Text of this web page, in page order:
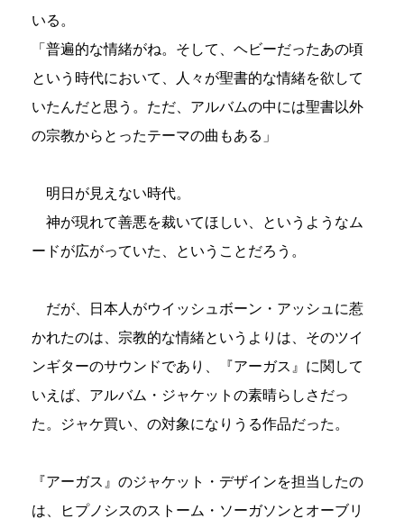
いる。
「普遍的な情緒がね。そして、ヘビーだったあの頃
という時代において、人々が聖書的な情緒を欲して
いたんだと思う。ただ、アルバムの中には聖書以外
の宗教からとったテーマの曲もある」
明日が見えない時代。
神が現れて善悪を裁いてほしい、というようなム
ードが広がっていた、ということだろう。
だが、日本人がウイッシュボーン・アッシュに惹
かれたのは、宗教的な情緒というよりは、そのツイ
ンギターのサウンドであり、『アーガス』に関して
いえば、アルバム・ジャケットの素晴らしさだっ
た。ジャケ買い、の対象になりうる作品だった。
『アーガス』のジャケット・デザインを担当したの
は、ヒプノシスのストーム・ソーガソンとオーブリ